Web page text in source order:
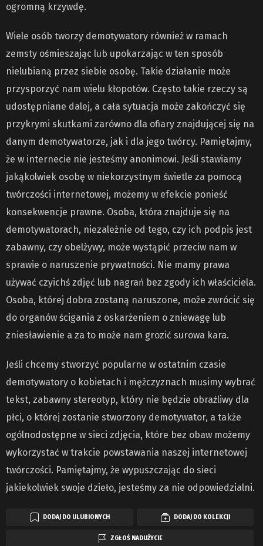
ogromną krzywdę.
Wiele osób tworzy demotywatory również w ramach
zemsty ośmieszając lub upokarzając w ten sposób
nielubianą przez siebie osobę. Takie działanie może
przysporzyć nam wielu kłopotów. Często takie rzeczy są
udostępniane dalej, a cała sytuacja może zakończyć się
przykrymi skutkami zarówno dla ofiary znajdującej się na
danym demotywatorze, jak i dla jego twórcy. Pamiętajmy,
że w internecie nie jesteśmy anonimowi. Jeśli stawiamy
jakąkolwiek osobę w niekorzystnym świetle za pomocą
twórczości internetowej, możemy w efekcie ponieść
konsekwencje prawne. Osoba, która znajduje się na
demotywatorach, niezależnie od tego, czy ich podpis jest
zabawny, czy obelżywy, może wystąpić przeciw nam w
sprawie o naruszenie prywatności. Nie mamy prawa
używać czyichś zdjęć lub nagrań bez zgody ich właściciela.
Osoba, której dobra zostaną naruszone, może zwrócić się
do organów ścigania z oskarżeniem o zniewagę lub
zniesławienie a za to może nam grozić surowa kara.
Jeśli chcemy stworzyć popularne w ostatnim czasie
demotywatory o kobietach i mężczyznach musimy wybrać
tekst, zabawny stereotyp, który nie będzie obraźliwy dla
płci, o której zostanie stworzony demotywator, a także
ogólnodostępne w sieci zdjęcia, które bez obaw możemy
wykorzystać w trakcie powstawania naszej internetowej
twórczości. Pamiętajmy, że wypuszczając do sieci
jakiekolwiek swoje dzieło, jesteśmy za nie odpowiedzialni.
DODAJ DO ULUBIONYCH DODAJ DO KOLEKCJI
ZGŁOŚ NADUŻYCIE